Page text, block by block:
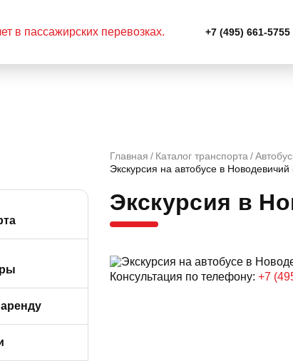
+7 (495) 661-5755
Главная Каталог транспорта
Экскурсия на автобусе в
Экскурсия в
Консультация по телефону: +7
39 до 57
(от 9 до 19
5 до 7 мест)